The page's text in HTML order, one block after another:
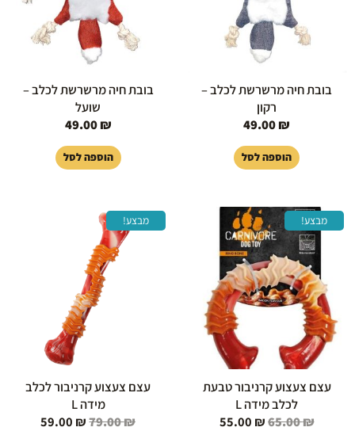
בובת חיה מרשרשת לכלב –
רקון
49.00₪
הוספה לסל
בובת חיה מרשרשת לכלב –
שועל
49.00₪
הוספה לסל
מבצע!
עצם צעצוע קרניבור טבעת
לכלב מידה L
65.00₪
המחיר
המקורי
היה:
65.00 ₪.
55.00 ₪
המחיר
הוא:
מבצע!
עצם צעצוע קרניבור לכלב
מידה L
79.00₪
79.00 ₪.
59.00 ₪